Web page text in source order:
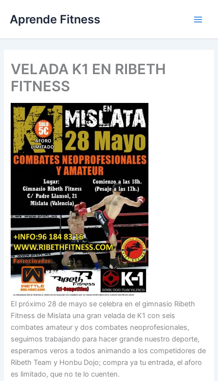
contenido
Aprende Fitness
VELADA K1 EN RIBETH
FITNESS
El próximo 28 de mayo se celebra en el gimnasio Ribeth
Fitness de Mislata una gran velada de K1 con seis
combates amateur y dos combates neoprofesionales,
seguimos trabajando para hacer grande nuestro deporte,
esperamos veros a todos animando a los competidores de
Ribeth Team y Honbu Dojo; compra ya tu entrada, el aforo
es limitado, que no te lo cuenten.